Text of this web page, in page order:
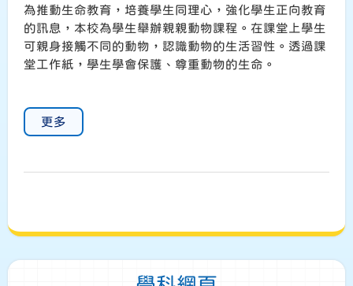
為推動生命教育，培養學生同理心，強化學生正向教育
的訊息，本校為學生舉辦親親動物課程。在課堂上學生
可親身接觸不同的動物，認識動物的生活習性。透過課
堂工作紙，學生學會保護、尊重動物的生命。
更多